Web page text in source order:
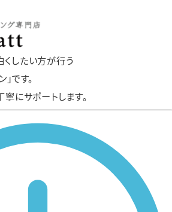
したい方が行う
です。
にサポートします。